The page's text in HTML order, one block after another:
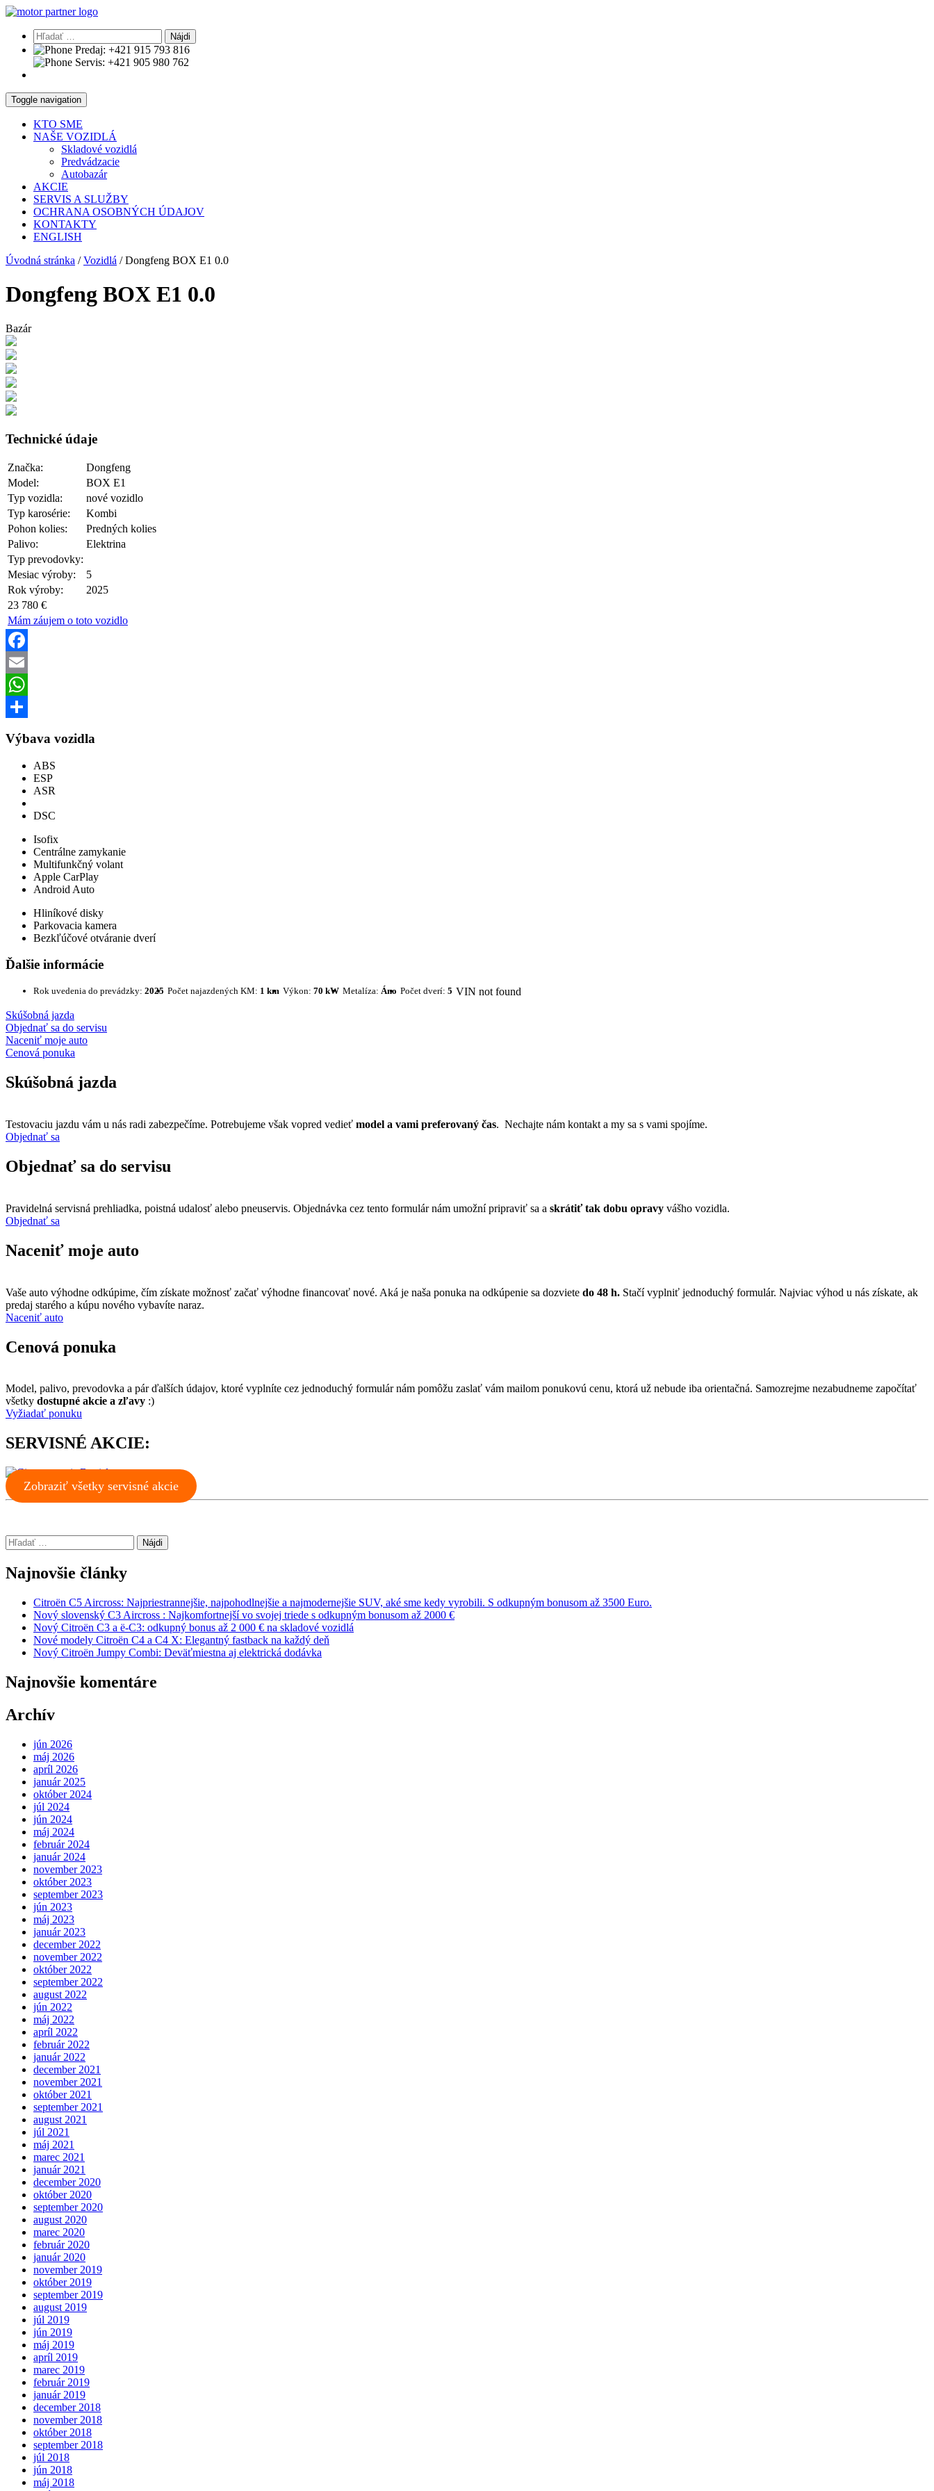
Hľadať:
Predaj: +421 915 793 816
Servis: +421 905 980 762
Toggle navigation
KTO SME
NAŠE VOZIDLÁ
Skladové vozidlá
Predvádzacie
Autobazár
AKCIE
SERVIS A SLUŽBY
OCHRANA OSOBNÝCH ÚDAJOV
KONTAKTY
ENGLISH
Úvodná stránka /Vozidlá /Dongfeng BOX E1 0.0
Dongfeng BOX E1 0.0
Bazár
Technické údaje
Značka:
Dongfeng
Model:
BOX E1
Typ vozidla:
nové vozidlo
Typ karosérie:
Kombi
Pohon kolies:
Predných kolies
Palivo:
Elektrina
Typ prevodovky:
Mesiac výroby:
5
Rok výroby:
2025
23 780 €
Mám záujem o toto vozidlo
Facebook
Email
WhatsApp
Výbava vozidla
ABS
ESP
ASR
DSC
Isofix
Centrálne zamykanie
Multifunkčný volant
Apple CarPlay
Android Auto
Hliníkové disky
Parkovacia kamera
Bezkľúčové otváranie dverí
Ďalšie informácie
Rok uvedenia do prevádzky: 2025 Počet najazdených KM: 1 km Výkon: 70 kW Metalíza: Áno Počet dverí: 5 VIN not found
Skúšobná jazda
Objednať sa do servisu
Naceniť moje auto
Cenová ponuka
Skúšobná jazda
Testovaciu jazdu vám u nás radi zabezpečíme. Potrebujeme však vopred vedieť model a vami preferovaný čas. Nechajte nám kontakt a my sa s vami spojíme.
Objednať sa
Objednať sa do servisu
Pravidelná servisná prehliadka, poistná udalosť alebo pneuservis. Objednávka cez tento formulár nám umožní pripraviť sa a skrátiť tak dobu opravy vášho vozidla.
Objednať sa
Naceniť moje auto
Vaše auto výhodne odkúpime, čím získate možnosť začať výhodne financovať nové. Aká je naša ponuka na odkúpenie sa dozviete do 48 h. Stačí vyplniť jednoduchý formulár. Najviac výhod u nás získate, ak
predaj starého a kúpu nového vybavíte naraz.
Naceniť auto
Cenová ponuka
Model, palivo, prevodovka a pár ďalších údajov, ktoré vyplníte cez jednoduchý formulár nám pomôžu zaslať vám mailom ponukovú cenu, ktorá už nebude iba orientačná. Samozrejme nezabudneme započítať
všetky dostupné akcie a zľavy :)
Vyžiadať ponuku
SERVISNÉ AKCIE:
Zobraziť všetky servisné akcie
Hľadať:
Najnovšie články
Citroën C5 Aircross: Najpriestrannejšie, najpohodlnejšie a najmodernejšie SUV, aké sme kedy vyrobili. S odkupným bonusom až 3500 Euro.
Nový slovenský C3 Aircross : Najkomfortnejší vo svojej triede s odkupným bonusom až 2000 €
Nový Citroën C3 a ë-C3: odkupný bonus až 2 000 € na skladové vozidlá
Nové modely Citroën C4 a C4 X: Elegantný fastback na každý deň
Nový Citroën Jumpy Combi: Deväťmiestna aj elektrická dodávka
Najnovšie komentáre
Archív
jún 2026
máj 2026
apríl 2026
január 2025
október 2024
júl 2024
jún 2024
máj 2024
február 2024
január 2024
november 2023
október 2023
september 2023
jún 2023
máj 2023
január 2023
december 2022
november 2022
október 2022
september 2022
august 2022
jún 2022
máj 2022
apríl 2022
február 2022
január 2022
december 2021
november 2021
október 2021
september 2021
august 2021
júl 2021
máj 2021
marec 2021
január 2021
december 2020
október 2020
september 2020
august 2020
marec 2020
február 2020
január 2020
november 2019
október 2019
september 2019
august 2019
júl 2019
jún 2019
máj 2019
apríl 2019
marec 2019
február 2019
január 2019
december 2018
november 2018
október 2018
september 2018
júl 2018
jún 2018
máj 2018